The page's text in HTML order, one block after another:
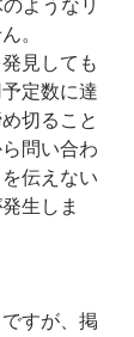
ようなリ
。
見しても
定数に達
切ること
問い合わ
伝えない
生しま
すが、掲